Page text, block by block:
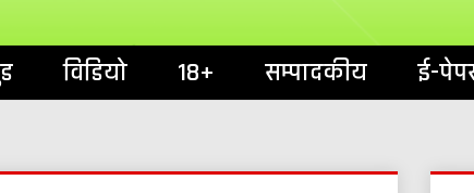
विडियो 18+ सम्पादकीय ई-